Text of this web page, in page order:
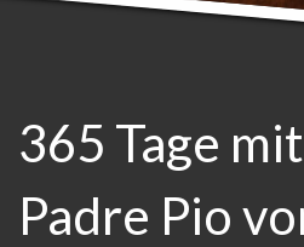
365 Tage mit
Padre Pio